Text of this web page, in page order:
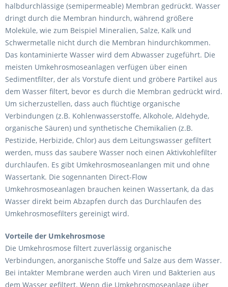
halbdurchlässige (semipermeable) Membran gedrückt. Wasser
dringt durch die Membran hindurch, während größere
Moleküle, wie zum Beispiel Mineralien, Salze, Kalk und
Schwermetalle nicht durch die Membran hindurchkommen.
Das kontaminierte Wasser wird dem Abwasser zugeführt. Die
meisten Umkehrosmoseanlagen verfügen über einen
Sedimentfilter, der als Vorstufe dient und gröbere Partikel aus
dem Wasser filtert, bevor es durch die Membran gedrückt wird.
Um sicherzustellen, dass auch flüchtige organische
Verbindungen (z.B. Kohlenwasserstoffe, Alkohole, Aldehyde,
organische Säuren) und synthetische Chemikalien (z.B.
Pestizide, Herbizide, Chlor) aus dem Leitungswasser gefiltert
werden, muss das saubere Wasser noch einen Aktivkohlefilter
durchlaufen. Es gibt Umkehrosmoseanlangen mit und ohne
Wassertank. Die sogennanten Direct-Flow
Umkehrosmoseanlagen brauchen keinen Wassertank, da das
Wasser direkt beim Abzapfen durch das Durchlaufen des
Umkehrosmosefilters gereinigt wird.
Vorteile der Umkehrosmose
Die Umkehrosmose filtert zuverlässig organische
Verbindungen, anorganische Stoffe und Salze aus dem Wasser.
Bei intakter Membrane werden auch Viren und Bakterien aus
dem Wasser gefiltert. Wenn die Umkehrosmoseanlage über